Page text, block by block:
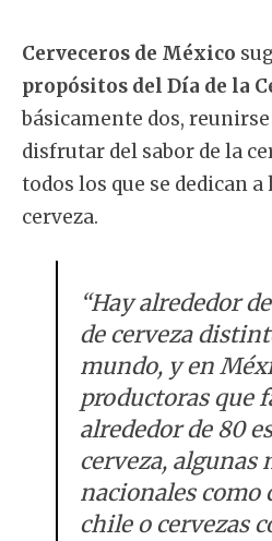
Cerveceros de México
propósitos del Día de la
básicamente dos,
disfrutar del sabor de la
todos los que se dedican
cerveza.
“Hay alrededor
de cerveza
mundo, y en
productoras que
alrededor de 80
cerveza, algunas
nacionales como
chile o cervezas